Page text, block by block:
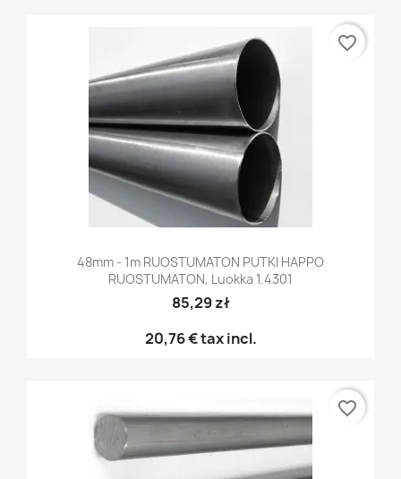
48mm - 1m RUOSTUMATON PUTKI HAPPO
RUOSTUMATON, Luokka 1.4301
85,29 zł
20,76 €tax incl.
favorite_border
favorite_border